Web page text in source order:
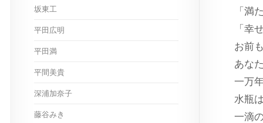
「満
「幸
お前
あな
一万
水瓶
一滴
坂東工
平田広明
平田満
平間美貴
深浦加奈子
藤谷みき